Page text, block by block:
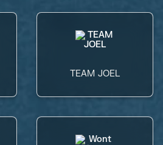
TEAM JOEL